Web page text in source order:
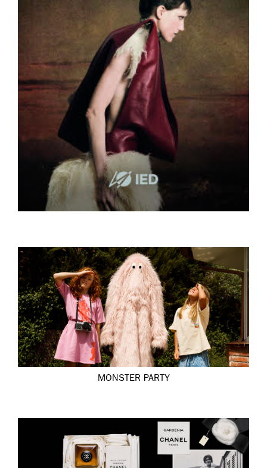
MONSTER PARTY